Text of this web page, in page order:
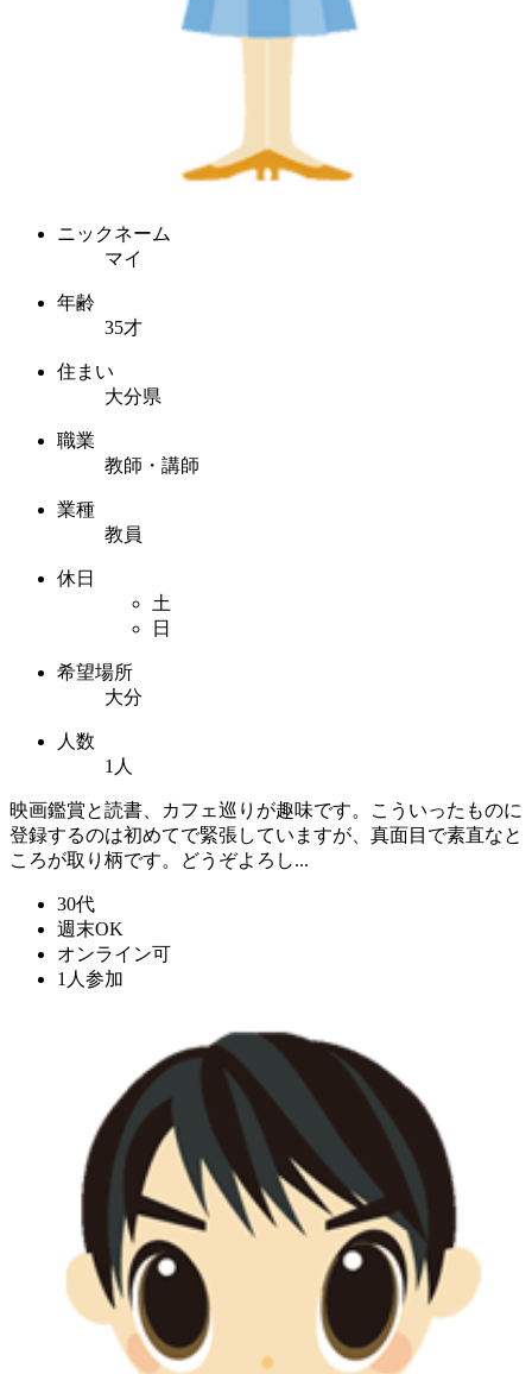
ニックネーム
マイ
年齢
35才
住まい
大分県
職業
教師・講師
業種
教員
休日
土
日
希望場所
大分
人数
1人
映画鑑賞と読書、カフェ巡りが趣味です。こういったものに
登録するのは初めてで緊張していますが、真面目で素直なと
ころが取り柄です。どうぞよろし...
30代
週末OK
オンライン可
1人参加